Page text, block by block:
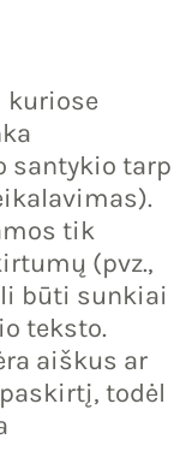
kuriose
santykio tarp
tik
(pvz.,
būti sunkiai
teksto.
aiškus ar
todėl